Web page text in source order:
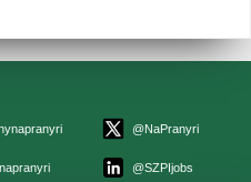
@NaPranyri
@SZPIjobs